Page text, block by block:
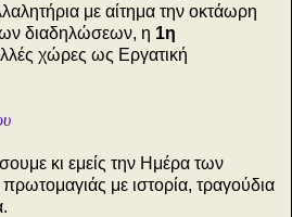
με αίτημα την οκτάωρη
διαδηλώσεων, η 1η
χώρες ως Εργατική
κι εμείς την Ημέρα των
με ιστορία, τραγούδια